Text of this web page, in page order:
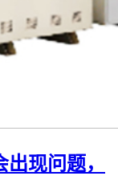
现问题，